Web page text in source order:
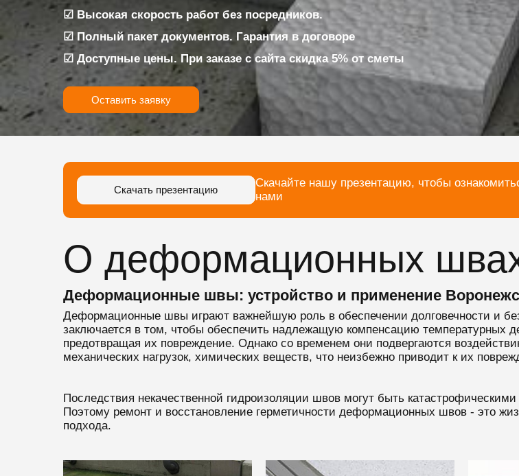
☑ Высокая скорость работ без посредников.
☑ Полный пакет документов. Гарантия в договоре
☑ Доступные цены. При заказе с сайта скидка 5% от сметы
Оставить заявку
Скачать презентацию
Скачайте нашу презентацию, чтобы
нами
О деформационных
Деформационные швы: устройство и применение
Деформационные швы играют важнейшую роль в обеспечении долговечности и
заключается в том, чтобы обеспечить надлежащую компенсацию температурных
предотвращая их повреждение. Однако со временем они подвергаются
механических нагрузок, химических веществ, что неизбежно приводит к их
Последствия некачественной гидроизоляции швов могут быть
Поэтому ремонт и восстановление герметичности деформационных швов - это
подхода.